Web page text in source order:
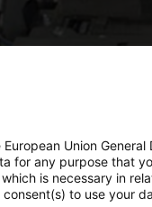
Union General
for any purpose that
is necessary in
to use your